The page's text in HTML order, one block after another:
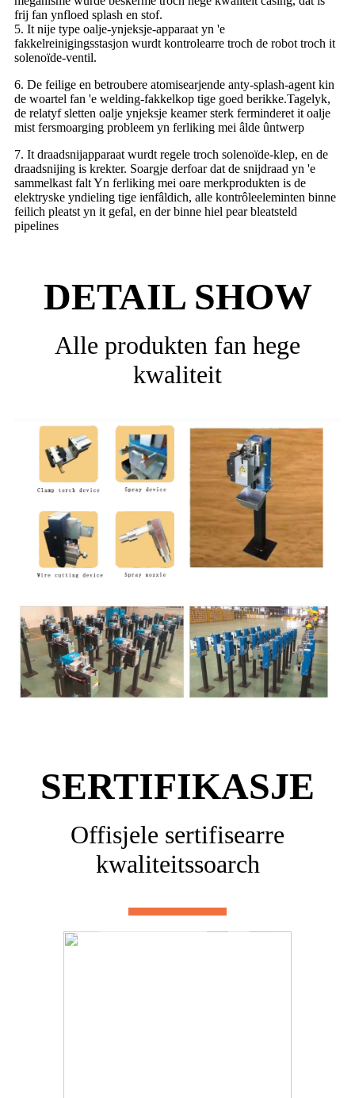
frij fan ynfloed splash en stof.
5. It nije type oalje-ynjeksje-apparaat yn 'e
fakkelreinigingsstasjon wurdt kontrolearre troch de robot troch it
solenoïde-ventil.
6. De feilige en betroubere atomisearjende anty-splash-agent kin
de woartel fan 'e welding-fakkelkop tige goed berikke.Tagelyk,
de relatyf sletten oalje ynjeksje keamer sterk ferminderet it oalje
mist fersmoarging probleem yn ferliking mei âlde ûntwerp
7. It draadsnijapparaat wurdt regele troch solenoïde-klep, en de
draadsnijing is krekter. Soargje derfoar dat de snijdraad yn 'e
sammelkast falt Yn ferliking mei oare merkprodukten is de
elektryske yndieling tige ienfâldich, alle kontrôleeleminten binne
feilich pleatst yn it gefal, en der binne hiel pear bleatsteld
pipelines
DETAIL SHOW
Alle produkten fan hege
kwaliteit
SERTIFIKASJE
Offisjele sertifisearre
kwaliteitssoarch